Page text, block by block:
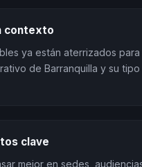
contexto
ya están aterrizados para
de Barranquilla y su tipo
clave
mejor en sedes,